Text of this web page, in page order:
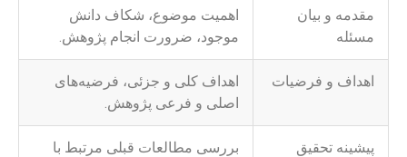
مقدمه و بیان
مسئله
اهمیت موضوع، شکاف دانش
موجود، ضرورت انجام پژوهش.
اهداف و فرضیات
اهداف کلی و جزئی، فرضیه‌های
اصلی و فرعی پژوهش.
پیشینه تحقیق
بررسی مطالعات قبلی مرتبط با